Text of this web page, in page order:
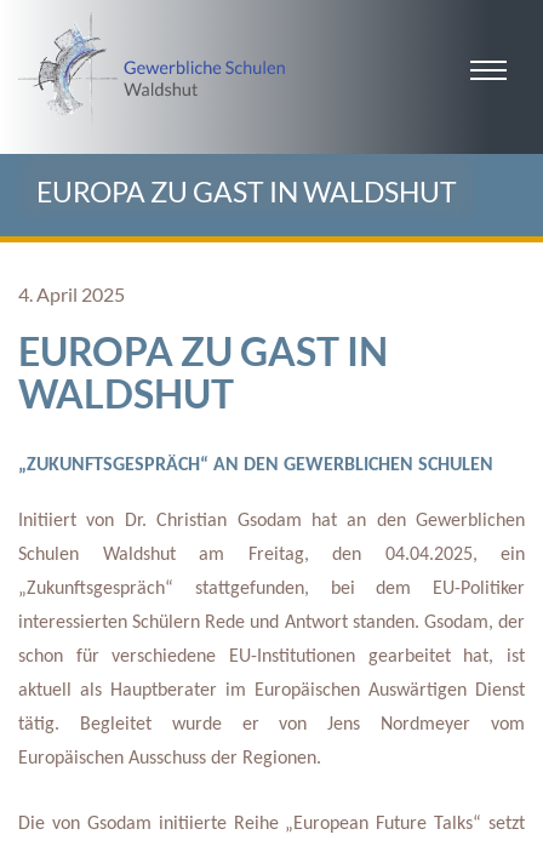
EUROPA ZU GAST IN WALDSHUT
4. April 2025
EUROPA ZU GAST IN
WALDSHUT
„ZUKUNFTSGESPRÄCH“ AN DEN GEWERBLICHEN SCHULEN
Initiiert von Dr. Christian Gsodam hat an den Gewerblichen
Schulen Waldshut am Freitag, den 04.04.2025, ein
„Zukunftsgespräch“ stattgefunden, bei dem EU-Politiker
interessierten Schülern Rede und Antwort standen. Gsodam, der
schon für verschiedene EU-Institutionen gearbeitet hat, ist
aktuell als Hauptberater im Europäischen Auswärtigen Dienst
tätig. Begleitet wurde er von Jens Nordmeyer vom
Europäischen Ausschuss der Regionen.
Die von Gsodam initiierte Reihe „European Future Talks“ setzt